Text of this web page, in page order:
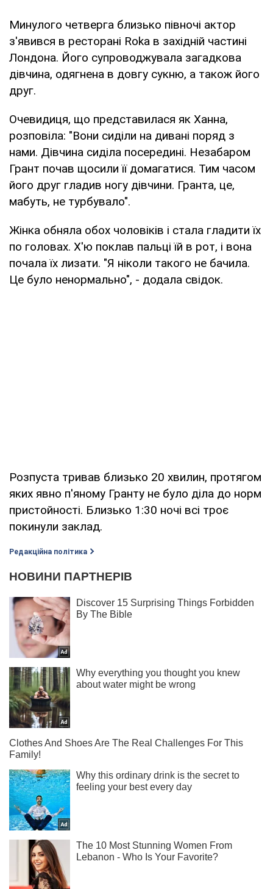
Минулого четверга близько півночі актор
з'явився в ресторані Roka в західній частині
Лондона. Його супроводжувала загадкова
дівчина, одягнена в довгу сукню, а також його
друг.
Очевидиця, що представилася як Ханна,
розповіла: "Вони сиділи на дивані поряд з
нами. Дівчина сиділа посередині. Незабаром
Грант почав щосили її домагатися. Тим часом
його друг гладив ногу дівчини. Гранта, це,
мабуть, не турбувало".
Жінка обняла обох чоловіків і стала гладити їх
по головах. Х'ю поклав пальці їй в рот, і вона
почала їх лизати. "Я ніколи такого не бачила.
Це було ненормально", - додала свідок.
Розпуста тривав близько 20 хвилин, протягом
яких явно п'яному Гранту не було діла до норм
пристойності. Близько 1:30 ночі всі троє
покинули заклад.
Редакційна політика